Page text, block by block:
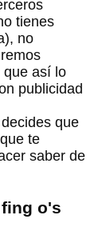
tienes
no
que así lo
publicidad
que
te
saber de
o's